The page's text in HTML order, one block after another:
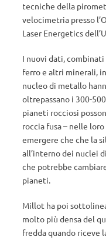
tecniche della
velocimetria presso
Laser Energetics
I nuovi dati,
ferro e altri minerali,
nucleo di metallo
oltrepassano i 300-
pianeti rocciosi
roccia fusa – nelle
emergere che che la
all’interno dei nuclei
che potrebbe
pianeti.
Millot ha poi
molto più densa del
fredda quando riceve